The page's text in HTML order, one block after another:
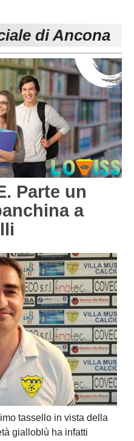
Carica la tua Rosa
di Ancona
Parte un
a
tassello in vista della
gialloblù ha infatti